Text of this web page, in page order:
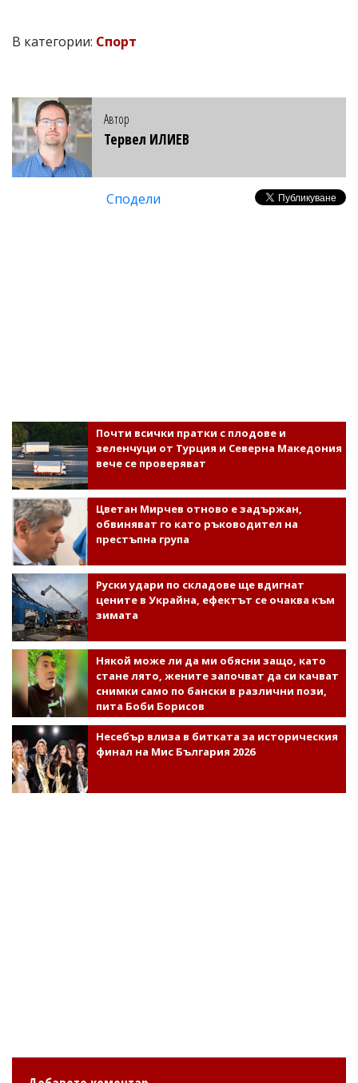
В категории: Спорт
Автор
Тервел ИЛИЕВ
Сподели
Почти всички пратки с плодове и
зеленчуци от Турция и Северна Македония
вече се проверяват
Цветан Мирчев отново е задържан,
обвиняват го като ръководител на
престъпна група
Руски удари по складове ще вдигнат
цените в Украйна, ефектът се очаква към
зимата
Някой може ли да ми обясни защо, като
стане лято, жените започват да си качват
снимки само по бански в различни пози,
пита Боби Борисов
Несебър влиза в битката за историческия
финал на Мис България 2026